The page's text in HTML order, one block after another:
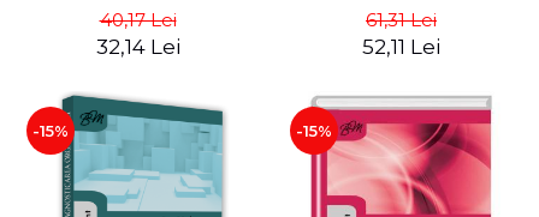
40,17 Lei
32,14 Lei
61,31 Lei
52,11 Lei
-15% -15%